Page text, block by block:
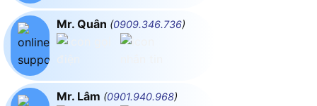
Mr. Quân (0909.346.736)
Mr. Lâm (0901.940.968)